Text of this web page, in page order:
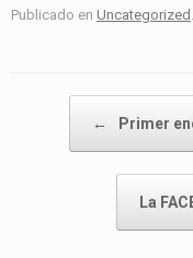
Publicado en Uncategorized
← Primer
La